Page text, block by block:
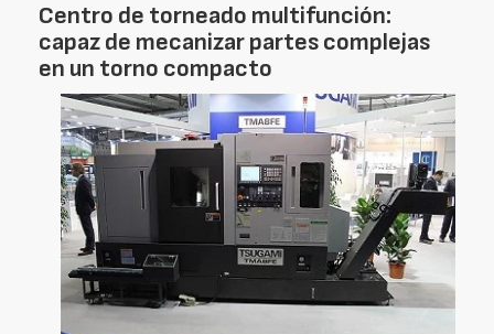
Centro de torneado multifunción:
capaz de mecanizar partes complejas
en un torno compacto